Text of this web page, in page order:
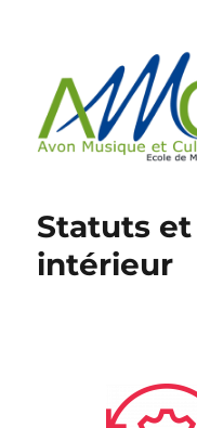
Statuts
intérieur